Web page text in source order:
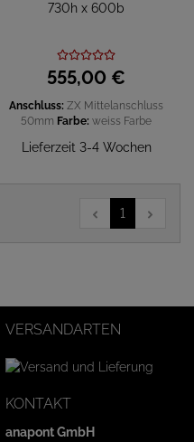
730h x 600b
555,00 €
Anschluss: ZX Mittelanschluss
50mm Farbe: weiss Farbe
Lieferzeit 3-4 Wochen
1
VERSANDARTEN
KONTAKT
anapont GmbH